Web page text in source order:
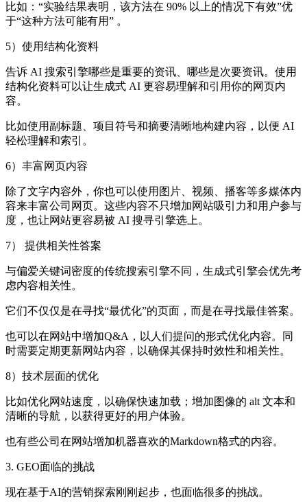
比如：“实验结果表明，该方法在 90% 以上的情况下有效”优
于“这种方法可能有用” 。
5）使用结构化资料
告诉 AI 搜索引擎哪些是重要的资讯、哪些是次要资讯。使用
结构化资料可以让生成式 AI 更容易理解和引用你的网页内
容。
比如使用副标题、项目符号和摘要清晰地构建内容，以便 AI
轻松理解和索引。
6）丰富网页内容
除了文字内容外，你也可以使用图片、视频、播客等多媒体内
容来丰富公司网页。这些内容不只增加网站吸引力和用户参与
度，也让网站更容易被 AI 搜寻引擎选上。
7） 提供相关性答案
与偏爱关键词密度的传统搜索引擎不同，生成式引擎会优先考
虑内容相关性。
它们不仅仅是在寻找“最优化”的页面，而是在寻找最佳答案。
也可以在网站中增加Q&A，以人们提问的形式优化内容。同
时需要定期更新网站内容，以确保其保持时效性和相关性。
8）技术层面的优化
比如优化网站速度，以确保快速加载；增加图像的 alt 文本和
清晰的导航，以获得更好的用户体验。
也有些公司在网站增加机器喜欢的Markdown格式的内容。
3. GEO面临的挑战
现在基于AI的营销探索刚刚起步，也面临很多的挑战。